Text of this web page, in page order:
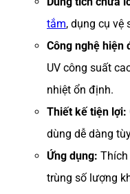
tắm, dụng cụ vệ
Công nghệ hiện
UV công suất
nhiệt ổn định.
Thiết kế tiện lợi:
dùng dễ dàng
Ứng dụng: Thích
trùng số lượng